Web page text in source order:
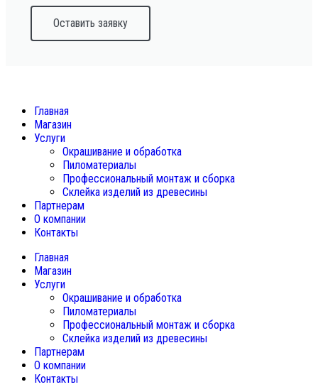
Оставить заявку
Главная
Магазин
Услуги
Окрашивание и обработка
Пиломатериалы
Профессиональный монтаж и сборка
Склейка изделий из древесины
Партнерам
О компании
Контакты
Главная
Магазин
Услуги
Окрашивание и обработка
Пиломатериалы
Профессиональный монтаж и сборка
Склейка изделий из древесины
Партнерам
О компании
Контакты